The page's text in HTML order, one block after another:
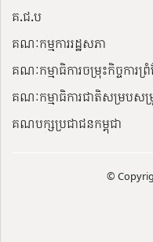
គ.ជ.ប
គណៈកម្មការរដ្ឋសភា
គណៈកម្មាធិការចម្រុះកិច្ចការព្
គណៈកម្មាធិការជាតិសម្របសម្
គណបក្សប្រជាជនកម្ពុជា
©